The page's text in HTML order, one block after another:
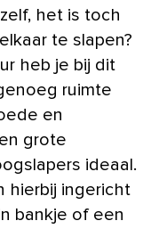
het is toch
te slapen?
heb je bij dit
ruimte
en
grote
ideaal.
hierbij ingericht
bankje of een